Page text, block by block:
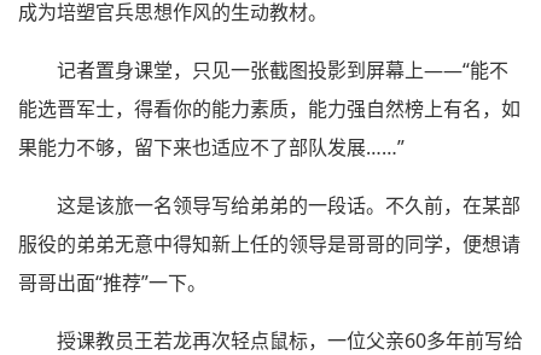
成为培塑官兵思想作风的生动教材。
记者置身课堂，只见一张截图投影到屏幕上——“能不
能选晋军士，得看你的能力素质，能力强自然榜上有名，如
果能力不够，留下来也适应不了部队发展……”
这是该旅一名领导写给弟弟的一段话。不久前，在某部
服役的弟弟无意中得知新上任的领导是哥哥的同学，便想请
哥哥出面“推荐”一下。
授课教员王若龙再次轻点鼠标，一位父亲60多年前写给